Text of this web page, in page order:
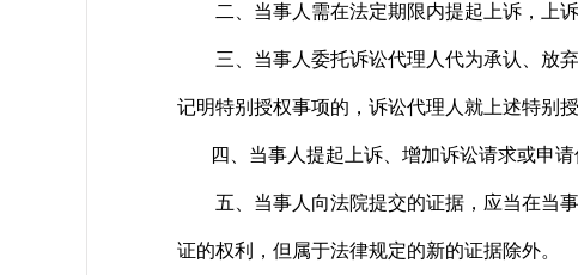
二、当事人需在法定期限内提起上诉，上诉
三、当事人委托诉讼代理人代为承认、放弃
记明特别授权事项的，诉讼代理人就上述特别
四、当事人提起上诉、增加诉讼请求或申请
五、当事人向法院提交的证据，应当在当事
证的权利，但属于法律规定的新的证据除外。